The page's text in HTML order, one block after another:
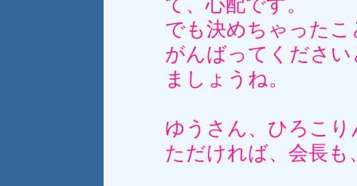
て、心配です。
でも決めちゃった
がんばってくださ
ましょうね。
ゆうさん、ひろこ
ただければ、会長